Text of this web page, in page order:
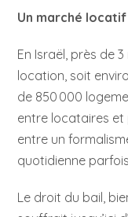
Un marché
En Israël, près de
location, soit
de 850 000
entre locataires
entre un
quotidienne
Le droit du bail,